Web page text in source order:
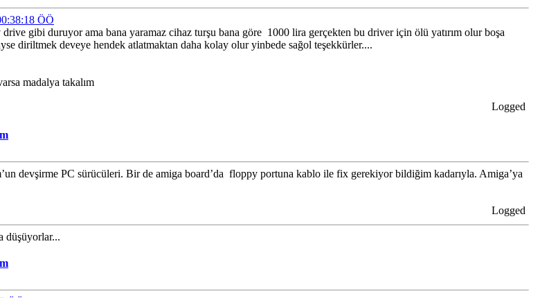
ÖÖ
gibi duruyor ama bana yaramaz cihaz turşu bana göre 1000 lira gerçekten bu driver için ölü yatırım olur boşa
diriltmek deveye hendek atlatmaktan daha kolay olur yinbede sağol teşekkürler....
madalya takalım
Logged
devşirme PC sürücüleri. Bir de amiga board’da floppy portuna kablo ile fix gerekiyor bildiğim kadarıyla. Amiga’ya
Logged
düşüyorlar...